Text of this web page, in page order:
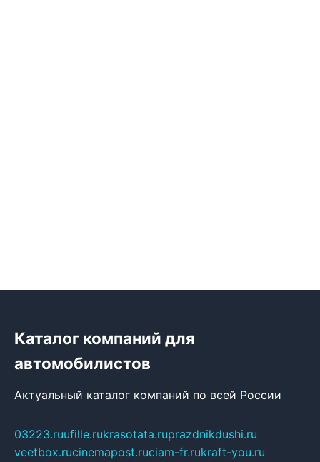
Каталог компаний для
автомобилистов
Актуальный каталог компаний по всей России
03223.ruufille.rukrasotata.ruprazdnikdushi.ru
veetbox.rucinemapost.ruciam-fr.rukraft-you.ru